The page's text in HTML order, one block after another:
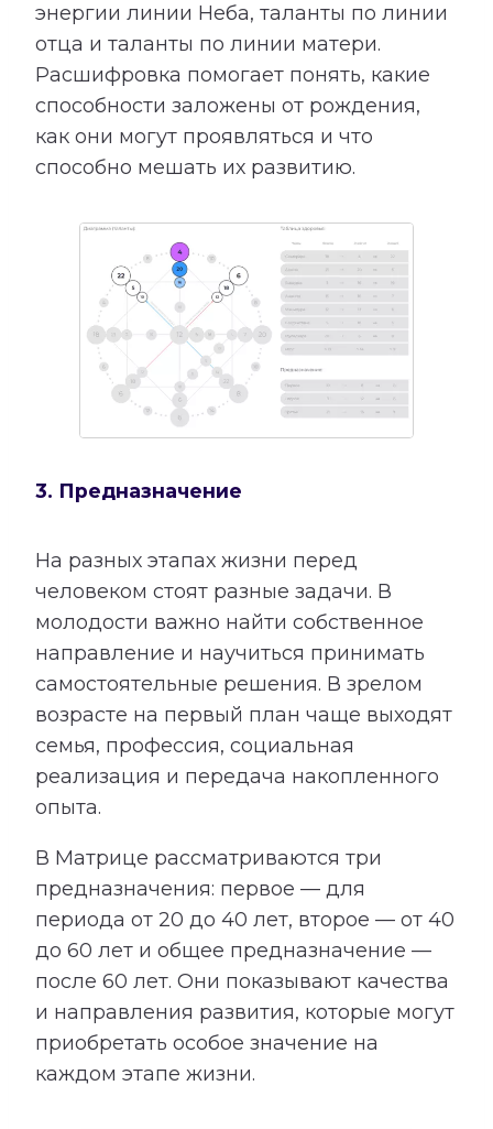
энергии линии Неба, таланты по линии
отца и таланты по линии матери.
Расшифровка помогает понять, какие
способности заложены от рождения,
как они могут проявляться и что
способно мешать их развитию.
3. Предназначение
На разных этапах жизни перед
человеком стоят разные задачи. В
молодости важно найти собственное
направление и научиться принимать
самостоятельные решения. В зрелом
возрасте на первый план чаще выходят
семья, профессия, социальная
реализация и передача накопленного
опыта.
В Матрице рассматриваются три
предназначения: первое — для
периода от 20 до 40 лет, второе — от 40
до 60 лет и общее предназначение —
после 60 лет. Они показывают качества
и направления развития, которые могут
приобретать особое значение на
каждом этапе жизни.